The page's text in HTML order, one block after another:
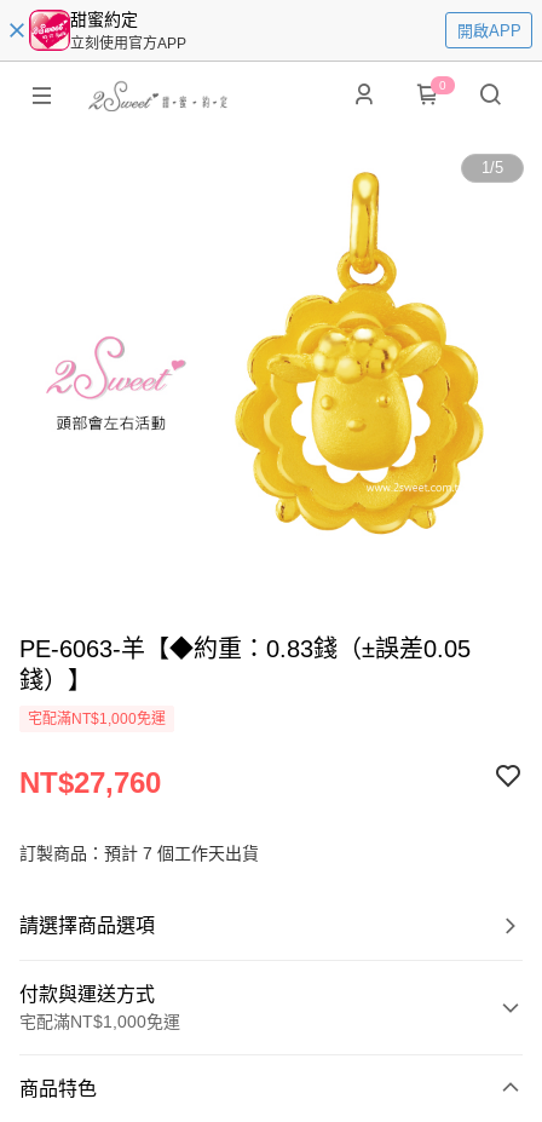
甜蜜約定
立刻使用官方APP
開啟APP
0
1/5
PE-6063-羊【◆約重：0.83錢（±誤差0.05
錢）】
宅配滿NT$1,000免運
NT$27,760
訂製商品：預計 7 個工作天出貨
請選擇商品選項
付款與運送方式
宅配滿NT$1,000免運
信用卡一次付款
商品特色